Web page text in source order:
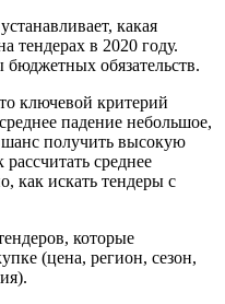
какая
тендерах в 2020 году.
обязательств.
ключевой критерий
падение небольшое,
шанс получить высокую
среднее
как искать тендеры с
которые
(цена, регион, сезон,